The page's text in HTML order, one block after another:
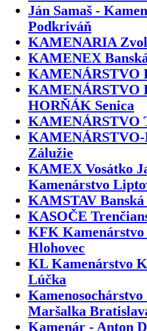
Ján Samaš -
Podkriváň
KAMENARIA
KAMENEX
KAMENÁRSTVO
KAMENÁRSTVO
HORŇÁK Senica
KAMENÁRSTVO
Zálužie
KAMEX Vosátko
Kamenárstvo
KAMSTAV
KASOČE
KFK
Hlohovec
KL Kamenárstvo
Lúčka
Maršalka
Kamenár - Anton